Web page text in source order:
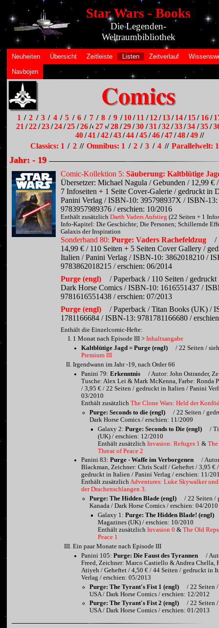
Star Wars - Books
Die Legenden-
Weltraumbibliothek
Neuheiten Übersicht Zeitleiste Listen Zeitverlauf
Navbojen
Comics
1 / 2 / 3 / 4 / 5 / 6 / 7 / 8 / 9 / 10/ 11 / 12/ 13/ 14/ 15 / 16 /
21 /22/23/24/25 / 26/‹27 ›/28/29 /30 /31 /32/33/34 / 35 /
40 /41 /42/43/44 / 45 /46/47/48 /49 //
Classics: 1 / 2 // Omnibus: 1 / 2 / 3 / 4 // Parallelwelt: 1
Jahr: - 19
Comic-Kollektion 5:Säuberung: Kaltblütige
Übersetzer: Michael Nagula / Gebunden / 12,99 €
7 Infoseiten + 1 Seite Cover-Galerie / gedruckt in
Panini Verlag / ISBN-10: 395798937X / ISBN-13:
9783957989376 / erschien: 10/2016
Enthält zusätzlichDarth Vaders Aufstieg (22 Seiten + 1
Info-Kapitel: Die Geschichte; Die Personen; Schillernde
Galaxis der Inspiration
Sonderband 80:Purge: Vaders Rachefeldzug
/
14,99 € / 110 Seiten + 5 Seiten Cover Gallery /
Italien / Panini Verlag / ISBN-10: 3862018210 /
9783862018215 / erschien: 06/2014
Purge (engl)
/ Paperback / 110 Seiten /
Dark Horse Comics / ISBN-10: 1616551437 /
9781616551438 / erschien: 07/2013
Purge (engl)
/ Paperback / Titan Books (UK) /
1781166684 / ISBN-13: 9781781166680 /
Enthält die Einzelcomic-Hefte:
1 Monat nach Episode III >Inhaltsangabe
Kaltblütige Jagd = Purge (engl)
/ 22 Seiten /
Premium III
Irgendwann im Jahr -19, nach Order 66
Panini 79:Erkenntnis
/ Autor: John Ostrander,
Tusche: Alex Lei & Mark McKenna, Farbe: Ronda
/ 3,95 € / 22 Seiten / gedruckt in Italien / Panini
03/2010
Enthält zusätzlichThe Clone Wars: Held der
Purge: Seconds to die (engl)
/ 22 Seiten /
Dark Horse Comics / erschien: 11/2009
Galaxy 2:Purge: Seconds to Die (engl)
/
(UK) / erschien: 12/2010
Enthält zusätzlichInvasion: Refuges 1 &
Threat of Peace 2
Panini 83:Purge - Waffe im Verborgenen
/
Blackman, Zeichner: Chris Scalf / Geheftet / 3,95 €
gedruckt in Italien / Panini Verlag / erschien: 11/
Enthält zusätzlichAdventures: Luke Skywalker
der Drachenschlangen 3.
Purge: The Hidden Blade (engl)
/ 22 Seiten /
Kanada / Dark Horse Comics / erschien: 04/2010
Galaxy 1:Purge: The Hidden Blade! (engl)
Magazines (UK) / erschien: 10/2010
Enthält zusätzlichInvasion 0 &The Old
Peace 1
Ein paar Monate nach Episode III
Panini 105:Purge: Die Faust des Tyrannen
/
Freed, Zeichner: Marco Castiello & Andrea Chella,
Atiyeh / Geheftet / 4,50 € / 44 Seiten / gedruckt in
Verlag / erschien: 05/2013
Purge: The Tyrant's Fist 1 (engl)
/ 22 Seiten
USA / Dark Horse Comics / erschien: 12/2012
Purge: The Tyrant's Fist 2 (engl)
/ 22 Seiten
USA / Dark Horse Comics / erschien: 01/2013